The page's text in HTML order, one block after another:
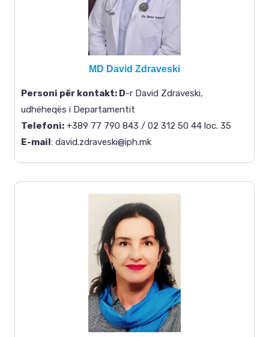
MD David Zdraveski
Personi për kontakt: D-r David Zdraveski,
udhëheqës i Departamentit
Telefoni: +389 77 790 843 / 02 312 50 44 loc. 35
E-mail: david.zdraveski@iph.mk